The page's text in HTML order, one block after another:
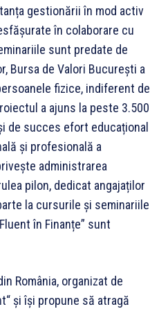
gestionării în mod activ
în colaborare cu
sunt predate de
Bursa de Valori București a
fizice, indiferent de
a ajuns la peste 3.500
de succes efort educațional
și profesională a
administrarea
pilon, dedicat angajaților
la cursurile și seminariile
în Finanțe” sunt
România, organizat de
și își propune să atragă